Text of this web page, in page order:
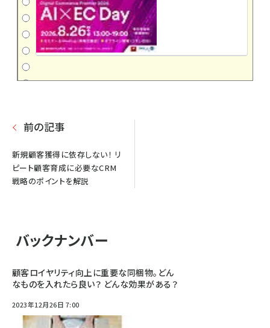
前の記事
新規顧客獲得に依存しない！ リ
ピート顧客育成に必要なCRM
戦略のポイントを解説
バックナンバー
顧客ロイヤリティ向上に重要な同梱物。どん
なものを入れたら良い？ どんな効果がある？
2023年12月26日 7:00